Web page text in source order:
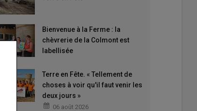
Bienvenue à la Ferme : la
chèvrerie de la Colmont est
labellisée
Terre en Fête. « Tellement de
choses à voir qu'il faut venir les
deux jours »
06 août 2026